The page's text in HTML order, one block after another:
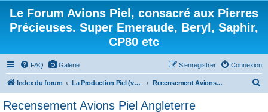
Le Forum Avions Piel, consacré aux Pierres
Précieuses. Super Emeraude, Beryl, Saphir,
CP80 etc
FAQ Galerie Connexion
S’enregistrer
Index du forum La Production Piel (vos questions, vos réponses) Recensement Avions Piel Angleterre
Recensement Avions Piel Angleterre